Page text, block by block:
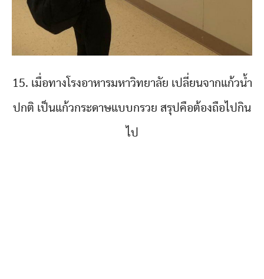
15. เมื่อทางโรงอาหารมหาวิทยาลัย เปลี่ยนจากแก้วน้ำ
ปกติ เป็นแก้วกระดาษแบบกรวย สรุปคือต้องถือไปกิน
ไป